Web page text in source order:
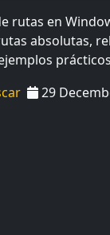
rutas en
absolutas,
29